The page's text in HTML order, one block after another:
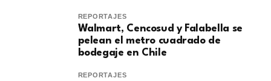
REPORTAJES
Walmart, Cencosud y Falabella se
pelean el metro cuadrado de
bodegaje en Chile
REPORTAJES